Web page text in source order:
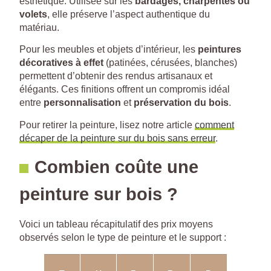
volets, elle préserve l’aspect authentique du
matériau.
Pour les meubles et objets d’intérieur, les peintures
décoratives à effet (patinées, cérusées, blanches)
permettent d’obtenir des rendus artisanaux et
élégants. Ces finitions offrent un compromis idéal
entre personnalisation et préservation du bois.
Pour retirer la peinture, lisez notre article comment
décaper de la peinture sur du bois sans erreur.
Combien coûte une
peinture sur bois ?
Voici un tableau récapitulatif des prix moyens
observés selon le type de peinture et le support :